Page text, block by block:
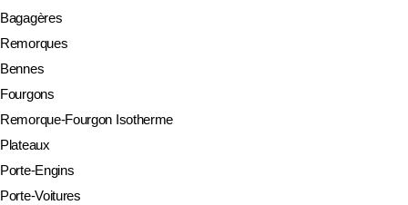
Bagagères
Remorques
Bennes
Fourgons
Remorque-Fourgon Isotherme
Plateaux
Porte-Engins
Porte-Voitures